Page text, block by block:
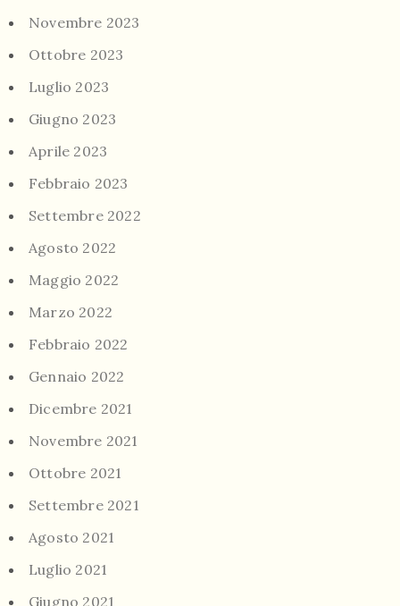
Novembre 2023
Ottobre 2023
Luglio 2023
Giugno 2023
Aprile 2023
Febbraio 2023
Settembre 2022
Agosto 2022
Maggio 2022
Marzo 2022
Febbraio 2022
Gennaio 2022
Dicembre 2021
Novembre 2021
Ottobre 2021
Settembre 2021
Agosto 2021
Luglio 2021
Giugno 2021